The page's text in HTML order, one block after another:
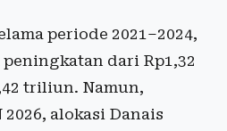
periode 2021–2024,
dari Rp1,32
triliun. Namun,
alokasi Danais